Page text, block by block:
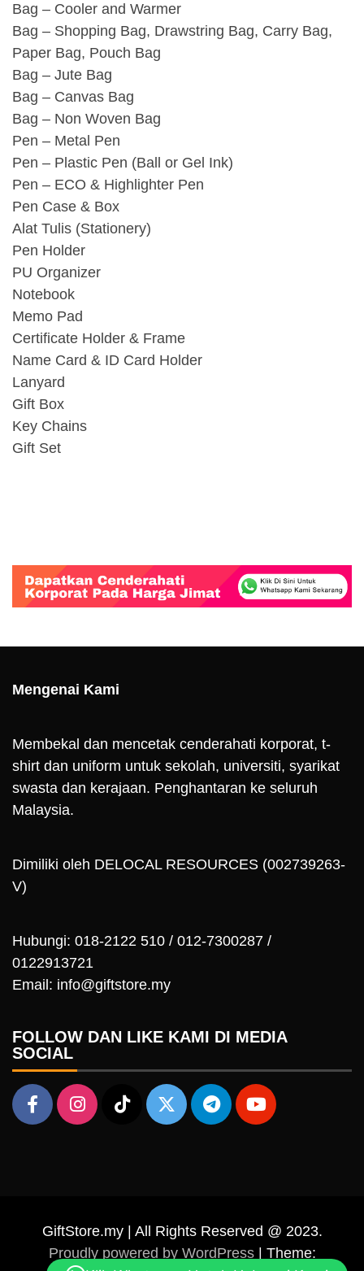
Bag – Cooler and Warmer
Bag – Shopping Bag, Drawstring Bag, Carry Bag,
Paper Bag, Pouch Bag
Bag – Jute Bag
Bag – Canvas Bag
Bag – Non Woven Bag
Pen – Metal Pen
Pen – Plastic Pen (Ball or Gel Ink)
Pen – ECO & Highlighter Pen
Pen Case & Box
Alat Tulis (Stationery)
Pen Holder
PU Organizer
Notebook
Memo Pad
Certificate Holder & Frame
Name Card & ID Card Holder
Lanyard
Gift Box
Key Chains
Gift Set
Mengenai Kami
Membekal dan mencetak cenderahati korporat, t-
shirt dan uniform untuk sekolah, universiti, syarikat
swasta dan kerajaan. Penghantaran ke seluruh
Malaysia.
Dimiliki oleh DELOCAL RESOURCES (002739263-
V)
Hubungi: 018-2122 510 / 012-7300287 /
0122913721
Email: info@giftstore.my
FOLLOW DAN LIKE KAMI DI MEDIA
SOCIAL
GiftStore.my | All Rights Reserved @ 2023.
Proudly powered by WordPress
Theme: